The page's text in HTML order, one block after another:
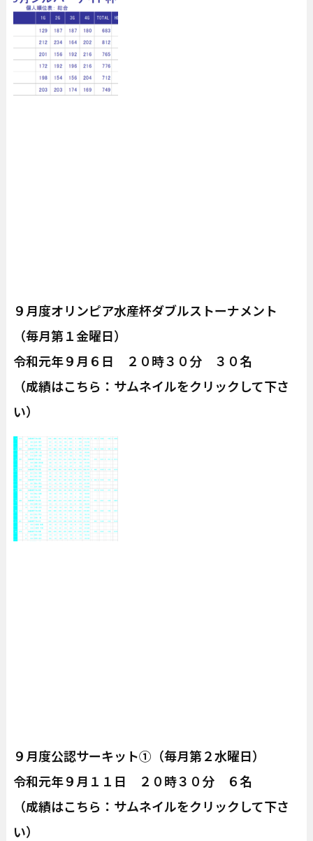
９月度オリンピア水産杯ダブルストーナメント
（毎月第１金曜日）
令和元年９月６日 ２０時３０分 ３０名
（成績はこちら：サムネイルをクリックして下さ
い）
９月度公認サーキット①（毎月第２水曜日）
令和元年９月１１日 ２０時３０分 ６名
（成績はこちら：サムネイルをクリックして下さ
い）